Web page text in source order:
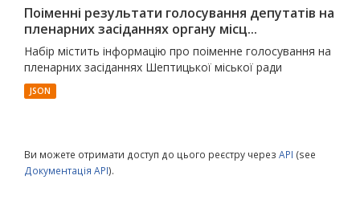
Поіменні результати голосування депутатів на
пленарних засіданнях органу місц...
Набір містить інформацію про поіменне голосування на
пленарних засіданнях Шептицької міської ради
JSON
Ви можете отримати доступ до цього реєстру через API (see
Документація API).